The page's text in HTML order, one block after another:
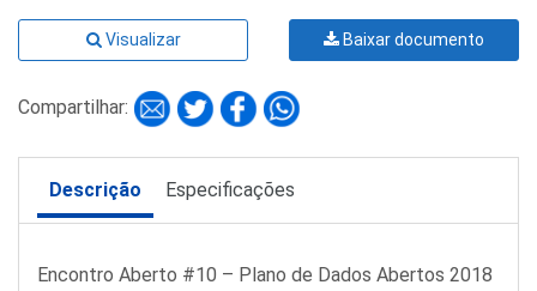
Visualizar Baixar documento
Compartilhar:
Descrição Especificações
Encontro Aberto #10 – Plano de Dados Abertos 2018